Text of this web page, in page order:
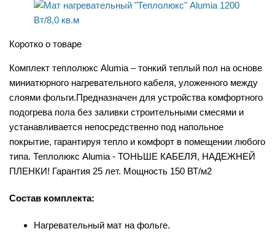
Коротко о товаре
Комплект теплолюкс Alumia – тонкий теплый пол на основе
миниатюрного нагревательного кабеля, уложенного между
слоями фольги.Предназначен для устройства комфортного
подогрева пола без заливки строительными смесями и
устанавливается непосредственно под напольное
покрытие, гарантируя тепло и комфорт в помещении любого
типа. Теплолюкс Alumia - ТОНЬШЕ КАБЕЛЯ, НАДЕЖНЕЙ
ПЛЕНКИ! Гарантия 25 лет. Мощность 150 ВТ/м2
Состав комплекта:
Нагревательный мат на фольге.